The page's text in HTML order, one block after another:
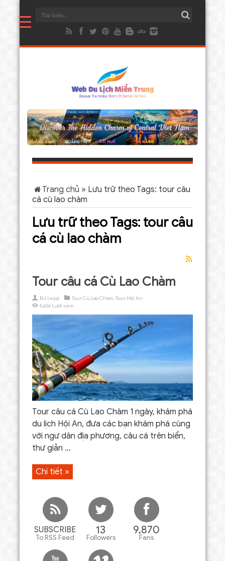
Trang chủ » Lưu trữ theo Tags: tour câu
cá cù lao chàm
Lưu trữ theo Tags: tour câu
cá cù lao chàm
Tour câu cá Cù Lao Chàm
Bil Lepp Tour Cù Lao Chàm,Tour Hội An
5,656 Lượt xem
Tour câu cá Cù Lao Chàm 1 ngày, khám phá
du lịch Hội An, đưa các bạn khám phá cùng
với ngư dân địa phương, câu cá trên biển,
thư giản ...
Chi tiết »
SUBSCRIBE
To RSS Feed
13
Followers
9,870
Fans